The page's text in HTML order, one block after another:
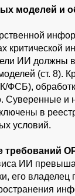
моделей и
критической
ИИ должны
(ст. 8).
ФСБ),
Суверенные и
в
условий.
требований
ИИ
его владелец